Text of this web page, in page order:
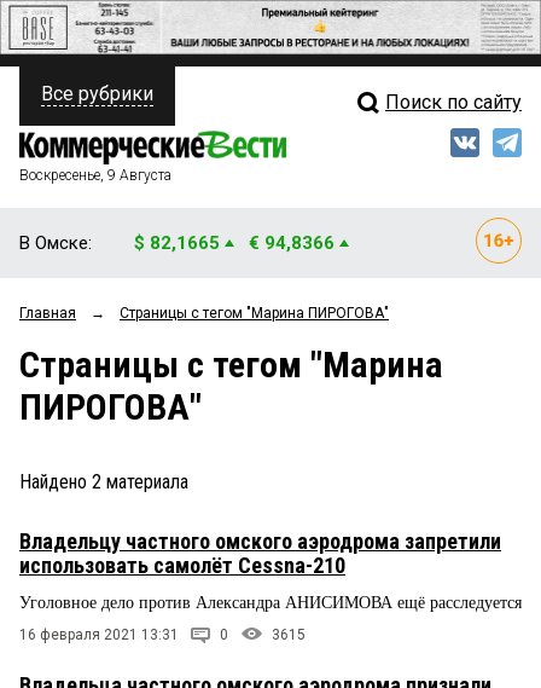
ПОЛИТИКА
ФИНАНСЫ
ОБЩЕСТВО
ЗАКОН
ПРОИСШЕСТВИЯ
СТИЛЬ ЖИЗНИ
Свежий выпуск
Мнения
Рейтинги
Все рубрики Поиск по сайту
Воскресенье, 9 Августа
В Омске: $ 82,1665 € 94,8366
Главная → Страницы c тегом "Марина ПИРОГОВА"
Страницы c тегом "Марина
ПИРОГОВА"
Найдено 2 материала
Владельцу частного омского аэродрома запретили
использовать самолёт Cessna-210
Уголовное дело против Александра АНИСИМОВА ещё расследуется
16 февраля 2021 13:31 0 3615